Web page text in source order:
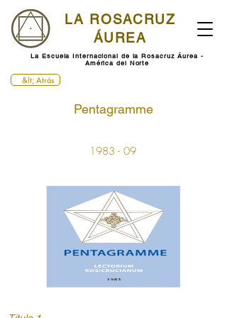
LA ROSACRUZ
ÁUREA
La Escuela Internacional de la Rosacruz Áurea -
América del Norte
&lt; Atrás
Pentagramme
1983 - 09